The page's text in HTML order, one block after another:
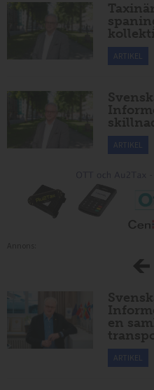
ARTIKEL
ARTIKEL
en
ARTIKEL